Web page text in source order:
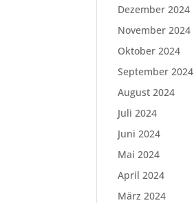
Dezember 2024
November 2024
Oktober 2024
September 2024
August 2024
Juli 2024
Juni 2024
Mai 2024
April 2024
März 2024